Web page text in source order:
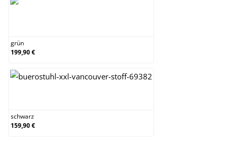
grün
199,90 €
schwarz
159,90 €